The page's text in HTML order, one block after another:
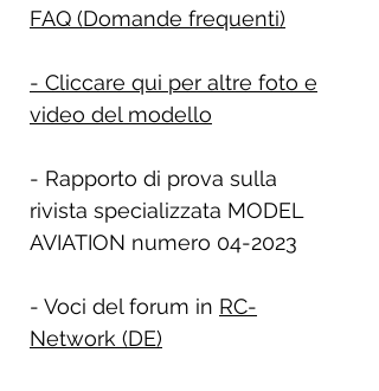
FAQ (Domande frequenti)
- Cliccare qui per altre foto e
video del modello
- Rapporto di prova sulla
rivista specializzata MODEL
AVIATION numero 04-2023
- Voci del forum in RC-
Network (DE)